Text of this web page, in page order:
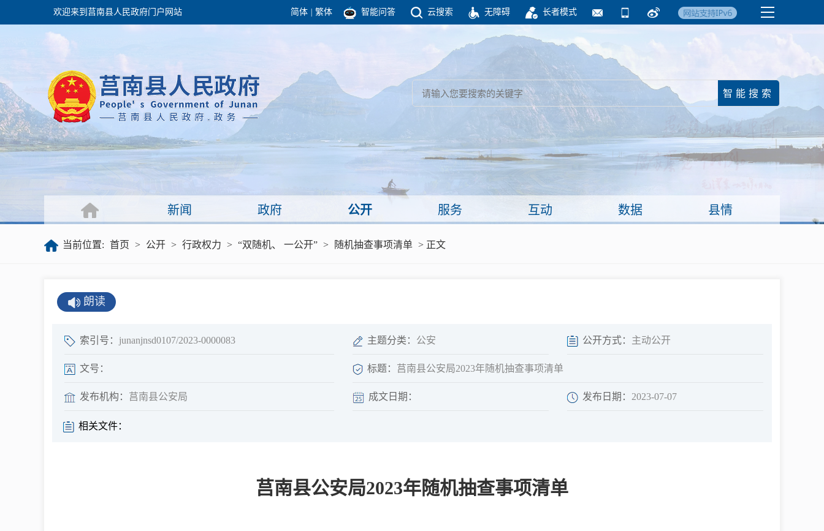
欢迎来到莒南县人民政府门户网站 简体 繁体 智能问答 云搜索 无障碍 长者模式
团结高效 理性法治 公开公平 友善和谐
领导之窗 政府机构
政府会议
政府目录 政府数据
政府工作报告
国务院要闻
镇街信息
视频新闻 临沂日报·莒南新
闻
公共企事业单位信 依申请公开
图说莒南 政府开放日 网上调查
新闻 政府 公开 服务 互动 数据 县情
当前位置: 首页 > 公开 > 行政权力 > “双随机、 一公开” > 随机抽查事项清单 > 正文
朗读
索引号： junanjnsd0107/2023-0000083 主题分类： 公安 公开方式： 主动公开
文号： 标题： 莒南县公安局2023年随机抽查事项清单
发布机构： 莒南县公安局 成文日期： 发布日期： 2023-07-07
相关文件：
莒南县公安局2023年随机抽查事项清单